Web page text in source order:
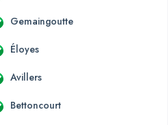
Gemaingoutte
Éloyes
Avillers
Bettoncourt